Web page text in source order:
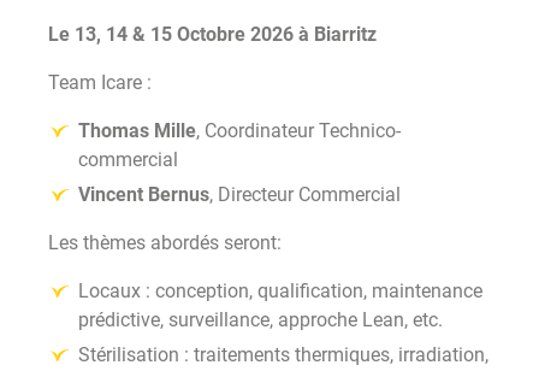
Le 13, 14 & 15 Octobre 2026 à Biarritz
Team Icare :
Thomas Mille, Coordinateur Technico-
commercial
Vincent Bernus, Directeur Commercial
Les thèmes abordés seront:
Locaux : conception, qualification, maintenance
prédictive, surveillance, approche Lean, etc.
Stérilisation : traitements thermiques, irradiation,